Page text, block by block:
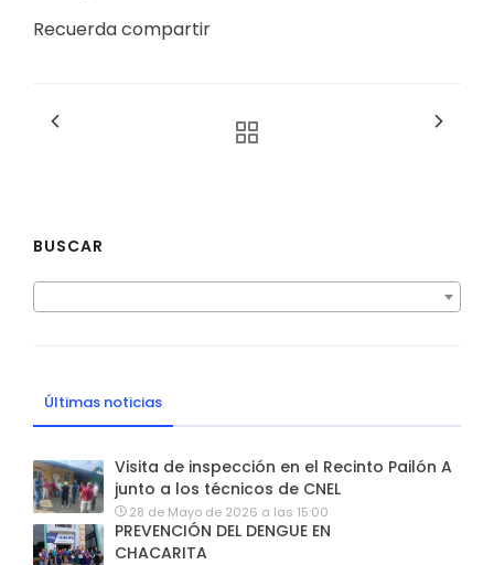
Recuerda compartir
BUSCAR
Últimas noticias
Visita de inspección en el Recinto Pailón A
junto a los técnicos de CNEL
28 de Mayo de 2026 a las 15:00
PREVENCIÓN DEL DENGUE EN
CHACARITA